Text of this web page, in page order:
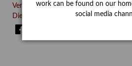
Verschenkt, verkauft, vergessen? –
Dienste des Lindenau-Museums
work can be found on our
social media